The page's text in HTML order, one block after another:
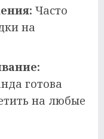
Часто
на
готова
на любые